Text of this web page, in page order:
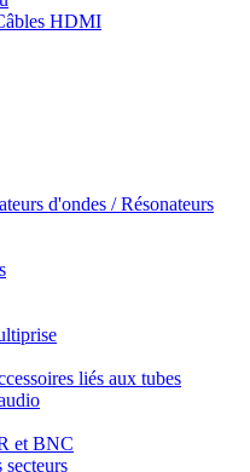
HDMI
d'ondes / Résonateurs
liés aux tubes
et BNC
secteurs